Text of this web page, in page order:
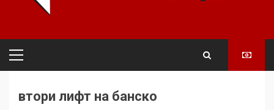
Primary
втори лифт на банско